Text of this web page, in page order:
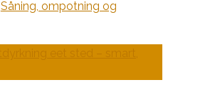
Såning, ompotning og